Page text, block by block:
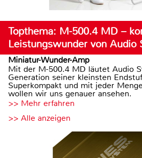
Topthema: M-500.4 MD –
Leistungswunder von Audio
Miniatur-Wunder-Amp
Mit der M-500.4 MD läutet Audio
Generation seiner kleinsten
Superkompakt und mit jeder
wollen wir uns genauer ansehen.
>> Mehr erfahren
>> Alle anzeigen